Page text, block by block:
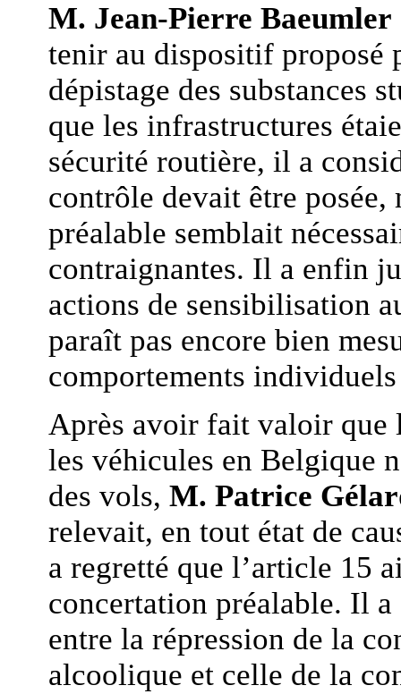
M. Jean-Pierre Baeumler
tenir au dispositif proposé
dépistage des substances
que les infrastructures
sécurité routière, il a
contrôle devait être
préalable semblait
contraignantes. Il a enfin
actions de sensibilisation
paraît pas encore bien
comportements
Après avoir fait valoir que
les véhicules en Belgique
des vols, M. Patrice
relevait, en tout état de
a regretté que l’article 15
concertation préalable. Il
entre la répression de la
alcoolique et celle de la